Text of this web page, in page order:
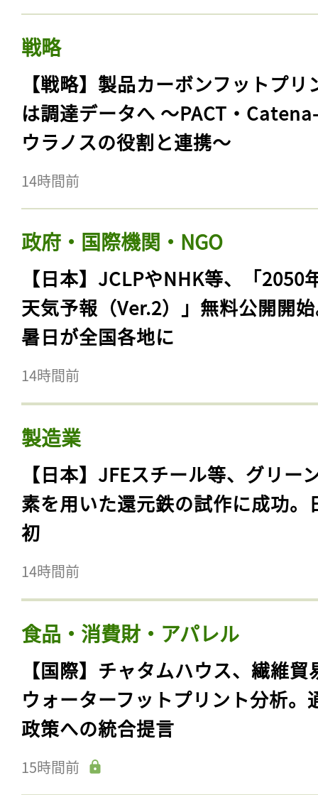
戦略
【戦略】製品カーボンフットプリ
は調達データへ 〜PACT・
ウラノスの役割と連携〜
14時間前
政府・国際機関・NGO
【日本】JCLPやNHK等、「2050
天気予報（Ver.2）」無料公開開
暑日が全国各地に
14時間前
製造業
【日本】JFEスチール等、グリー
素を用いた還元鉄の試作に成功。
初
14時間前
食品・消費財・アパレル
【国際】チャタムハウス、繊維貿
ウォーターフットプリント分析。
政策への統合提言
15時間前